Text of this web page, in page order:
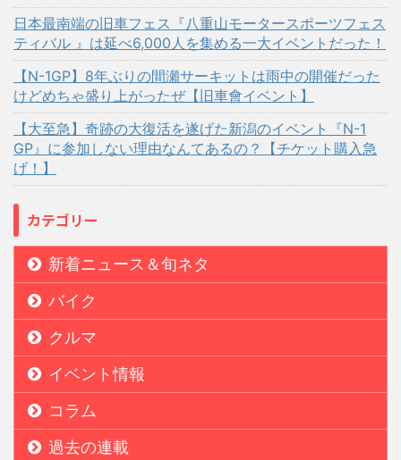
日本最南端の旧車フェス『八重山モータースポーツフェス
ティバル 』は延べ6,000人を集める一大イベントだった！
【N-1GP】8年ぶりの間瀬サーキットは雨中の開催だった
けどめちゃ盛り上がったぜ【旧車會イベント】
【大至急】奇跡の大復活を遂げた新潟のイベント『N-1
GP』に参加しない理由なんてあるの？【チケット購入急
げ！】
カテゴリー
新着ニュース＆旬ネタ
バイク
クルマ
イベント情報
コラム
過去の連載